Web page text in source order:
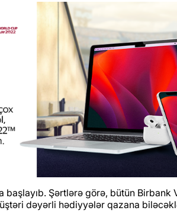
Şərtlərə görə, bütün Birbank
dəyərli hədiyyələr qazana